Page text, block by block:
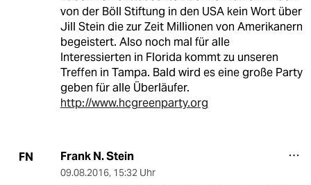
von der Böll Stiftung in den USA kein Wort über
Jill Stein die zur Zeit Millionen von Amerikanern
begeistert. Also noch mal für alle
Interessierten in Florida kommt zu unseren
Treffen in Tampa. Bald wird es eine große Party
geben für alle Überläufer.
http://www.hcgreenparty.org
FN Frank N. Stein
09.08.2016, 15:32 Uhr